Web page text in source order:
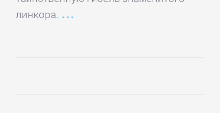
линкора.
ПОВЕСТИ
РАССКАЗЫ
Очерки